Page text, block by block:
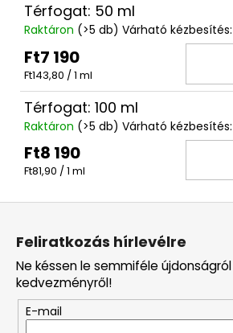
Térfogat: 50 ml
Raktáron (>5 db) Várható kézbesítés:
Ft7 190
Egységár:
Ft143,80 / 1 ml
Térfogat: 100 ml
Raktáron (>5 db) Várható kézbesítés:
Ft8 190
Egységár:
Ft81,90 / 1 ml
Feliratkozás hírlevélre
Ne késsen le semmiféle
kedvezményről!
E-mail